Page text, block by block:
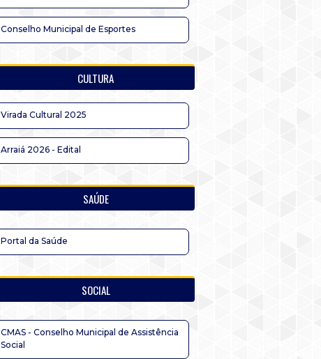
Conselho Municipal de Esportes
CULTURA
Virada Cultural 2025
Arraiá 2026 - Edital
SAÚDE
Portal da Saúde
SOCIAL
CMAS - Conselho Municipal de Assistência
Social